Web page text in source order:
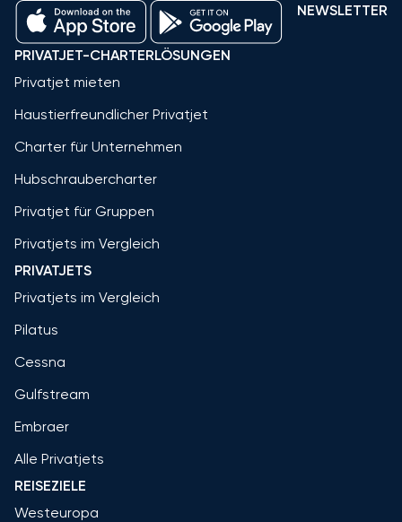
NEWSLETTER
PRIVATJET-CHARTERLÖSUNGEN
Privatjet mieten
Haustierfreundlicher Privatjet
Charter für Unternehmen
Hubschraubercharter
Privatjet für Gruppen
Privatjets im Vergleich
PRIVATJETS
Privatjets im Vergleich
Pilatus
Cessna
Gulfstream
Embraer
Alle Privatjets
REISEZIELE
Westeuropa